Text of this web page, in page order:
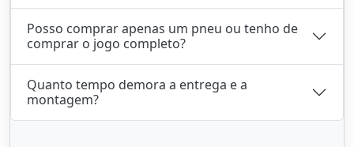
Posso comprar apenas um pneu ou tenho de
comprar o jogo completo?
Quanto tempo demora a entrega e a
montagem?